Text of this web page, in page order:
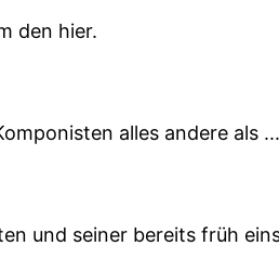
den hier.
alles andere als ...
und seiner bereits früh